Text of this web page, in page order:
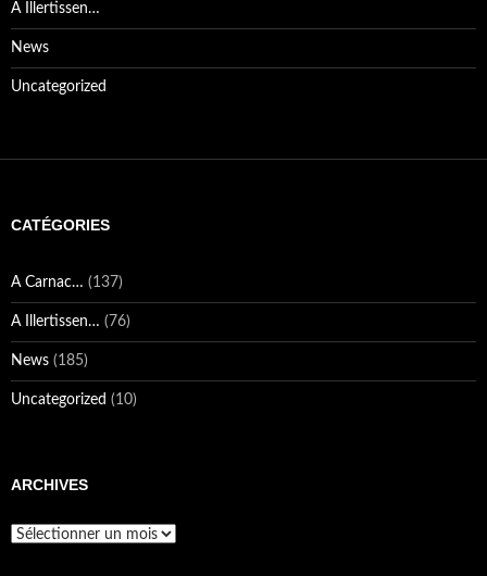
A Illertissen…
News
Uncategorized
CATÉGORIES
A Carnac… (137)
A Illertissen… (76)
News (185)
Uncategorized (10)
ARCHIVES
Archives